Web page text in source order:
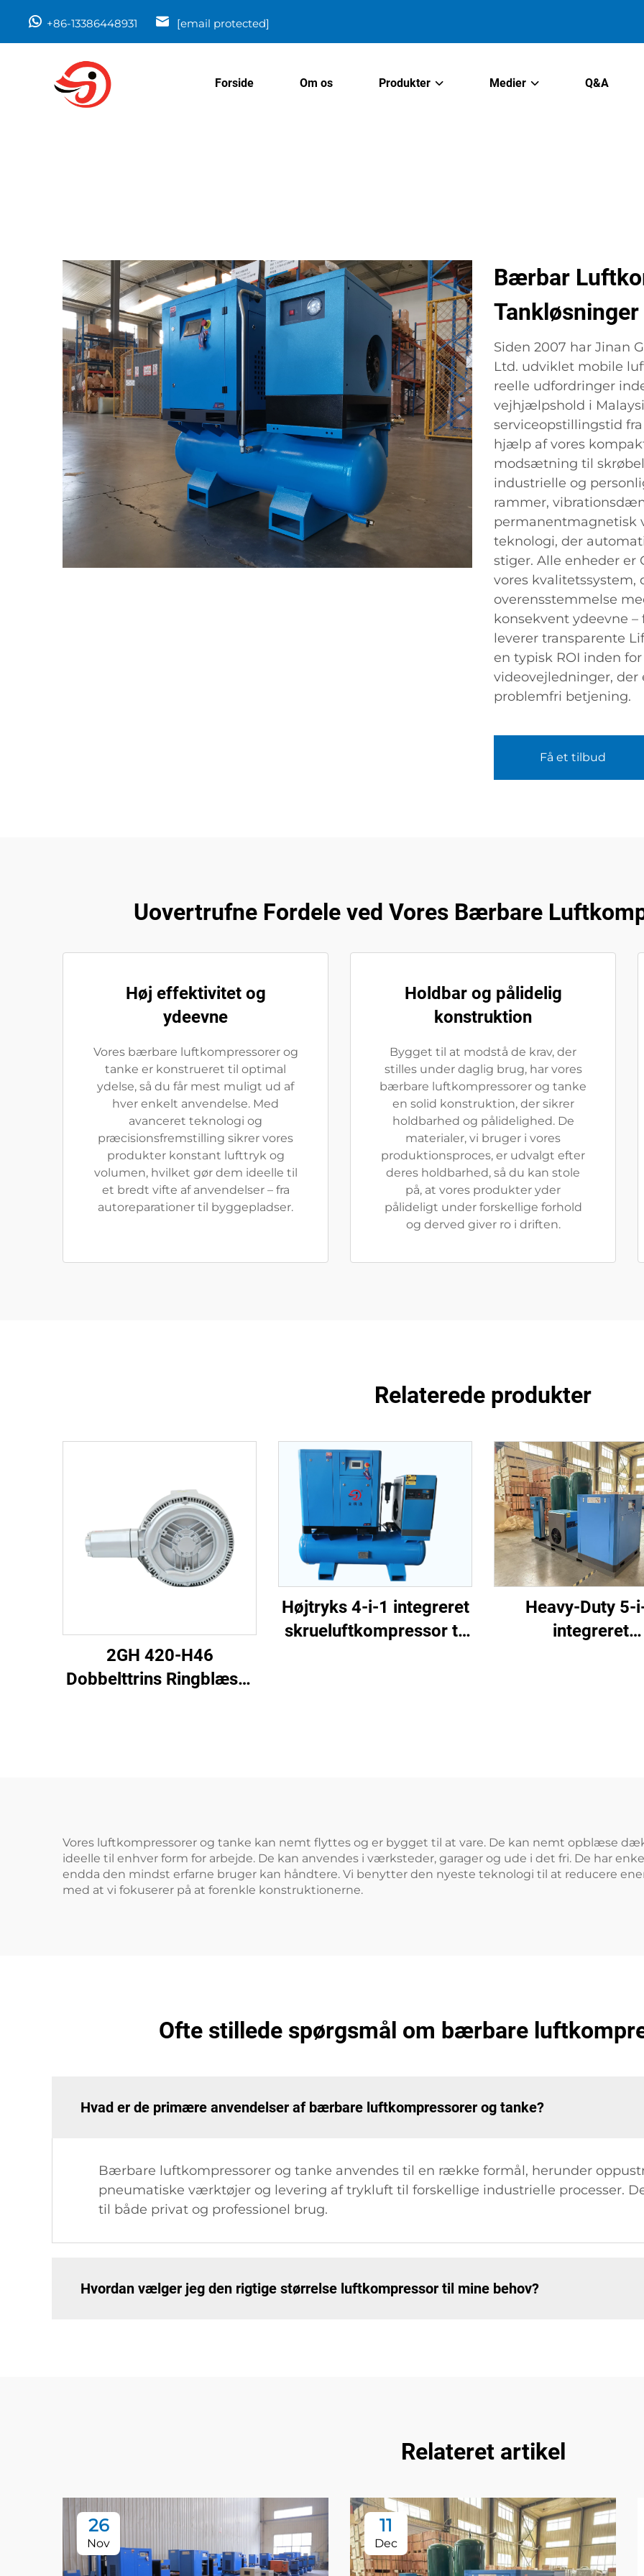
+86-13386448931 [email protected]
Forside Om os Produkter Medier Q&A
Bærbar
Siden 2007 har Jinan
Ltd. udviklet mobile
reelle udfordringer
vejhjælpshold i
serviceopstillingstid
hjælp af vores
modsætning til
industrielle og
rammer,
permanentmagnetisk
teknologi, der
stiger. Alle enheder er
vores kvalitetssystem,
overensstemmelse
konsekvent ydeevne
leverer transparente
en typisk ROI inden
videovejledninger,
problemfri betjening.
Få et tilbud
Uovertrufne Fordele ved Vores Bærbare
Høj effektivitet og
ydeevne
Vores bærbare luftkompressorer og
tanke er konstrueret til optimal
ydelse, så du får mest muligt ud af
hver enkelt anvendelse. Med
avanceret teknologi og
præcisionsfremstilling sikrer vores
produkter konstant lufttryk og
volumen, hvilket gør dem ideelle til
et bredt vifte af anvendelser – fra
autoreparationer til byggepladser.
Holdbar og pålidelig
konstruktion
Bygget til at modstå de krav, der
stilles under daglig brug, har vores
bærbare luftkompressorer og tanke
en solid konstruktion, der sikrer
holdbarhed og pålidelighed. De
materialer, vi bruger i vores
produktionsproces, er udvalgt efter
deres holdbarhed, så du kan stole
på, at vores produkter yder
pålideligt under forskellige forhold
og derved giver ro i driften.
Relaterede produkter
2GH 420-H46
Dobbelttrins Ringblæser
Højtryks 4-i-1 integreret
skrueluftkompressor til
Heavy-Duty 5-
integreret
Vores luftkompressorer og tanke kan nemt flyttes og er bygget til at vare. De kan nemt opblæse
ideelle til enhver form for arbejde. De kan anvendes i værksteder, garager og ude i det fri. De har
endda den mindst erfarne bruger kan håndtere. Vi benytter den nyeste teknologi til at reducere
med at vi fokuserer på at forenkle konstruktionerne.
Ofte stillede spørgsmål om bærbare
Hvad er de primære anvendelser af bærbare luftkompressorer og tanke?
Bærbare luftkompressorer og tanke anvendes til en række formål, herunder
pneumatiske værktøjer og levering af trykluft til forskellige industrielle processer.
til både privat og professionel brug.
Hvordan vælger jeg den rigtige størrelse luftkompressor til mine behov?
Relateret artikel
26
Nov
11
Dec